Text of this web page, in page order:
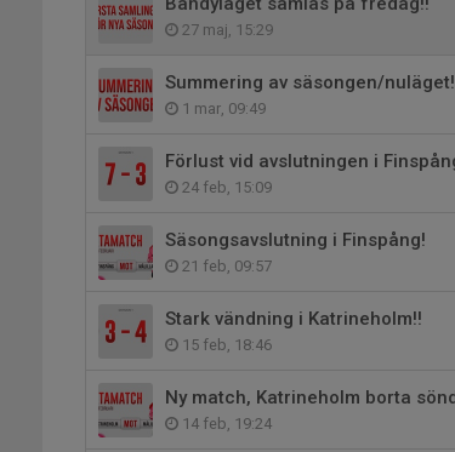
27 maj, 15:29
Summering av säsongen/nuläget!
1 mar, 09:49
Förlust vid avslutningen i
24 feb, 15:09
Säsongsavslutning i Finspång!
21 feb, 09:57
Stark vändning i Katrineholm!!
15 feb, 18:46
Ny match, Katrineholm borta
14 feb, 19:24